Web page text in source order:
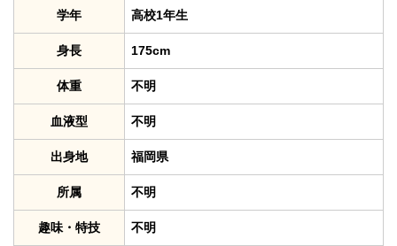
学年 高校1年生
身長 175cm
体重 不明
血液型 不明
出身地 福岡県
所属 不明
趣味・特技 不明